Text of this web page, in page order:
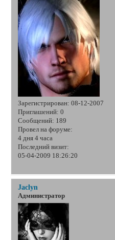
Зарегистрирован: 08-12-2007
Приглашений: 0
Сообщений: 189
Провел на форуме:
4 дня 4 часа
Последний визит:
05-04-2009 18:26:20
Jaclyn
Администратор